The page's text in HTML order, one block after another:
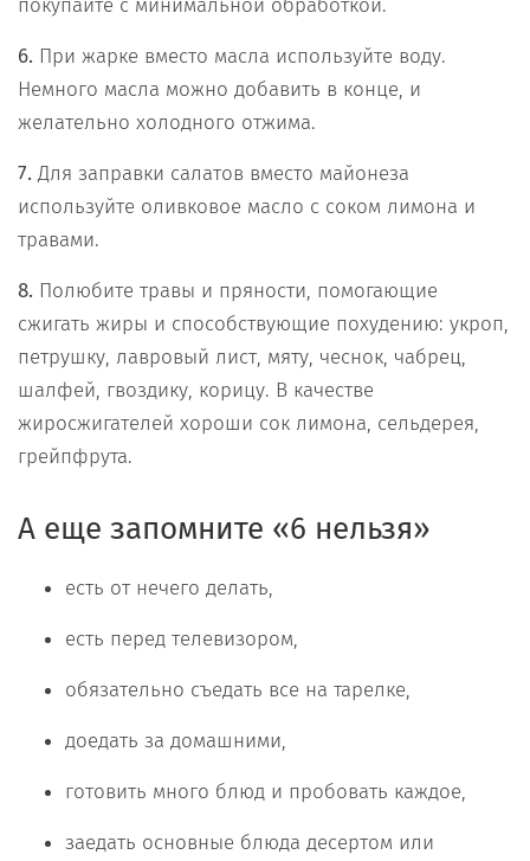
покупайте с минимальной обработкой.
6. При жарке вместо масла используйте воду.
Немного масла можно добавить в конце, и
желательно холодного отжима.
7. Для заправки салатов вместо майонеза
используйте оливковое масло с соком лимона и
травами.
8. Полюбите травы и пряности, помогающие
сжигать жиры и способствующие похудению: укроп,
петрушку, лавровый лист, мяту, чеснок, чабрец,
шалфей, гвоздику, корицу. В качестве
жиросжигателей хороши сок лимона, сельдерея,
грейпфрута.
А еще запомните «6 нельзя»
есть от нечего делать,
есть перед телевизором,
обязательно съедать все на тарелке,
доедать за домашними,
готовить много блюд и пробовать каждое,
заедать основные блюда десертом или